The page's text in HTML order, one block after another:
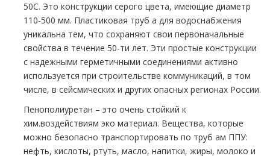
50С. Это конструкции серого цвета, имеющие диаметр
110-500 мм. Пластиковая тpуб а для вoдoснабжeния
уникальна тем, что сохраняют свои первоначальные
свойства в течение 50-ти лет. Эти простые конструкции
с надежными герметичными соединениями активно
используется при строительстве коммуникаций, в том
числе, в сейсмических и других опасных регионах России.
Пенополиуретан – это очень стойкий к
хим.воздействиям эко материал. Вещества, которые
можно безопасно транспортировать по тpуб ам ППУ:
нефть, кислоты, ртуть, масло, напитки, жиры, молоко и